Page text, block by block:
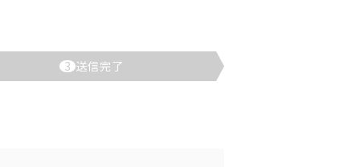
3 送信完了